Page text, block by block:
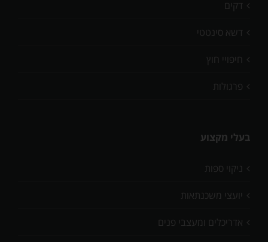
דקים
דשא סינטטי
חיפויי חוץ
פרגולות
בעלי מקצוע
ניקוי ספות
יועצי משכנתאות
אדריכלים ומעצבי פנים